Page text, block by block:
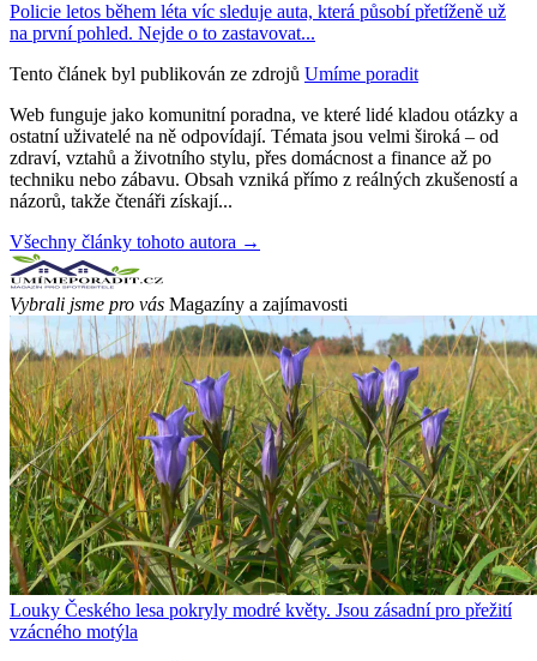
Policie letos během léta víc sleduje auta, která působí přetíženě už
na první pohled. Nejde o to zastavovat...
Tento článek byl publikován ze zdrojů Umíme poradit
Web funguje jako komunitní poradna, ve které lidé kladou otázky a
ostatní uživatelé na ně odpovídají. Témata jsou velmi široká – od
zdraví, vztahů a životního stylu, přes domácnost a finance až po
techniku nebo zábavu. Obsah vzniká přímo z reálných zkušeností a
názorů, takže čtenáři získají...
Všechny články tohoto autora →
Vybrali jsme pro vás Magazíny a zajímavosti
Louky Českého lesa pokryly modré květy. Jsou zásadní pro přežití
vzácného motýla